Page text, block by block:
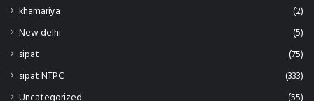
khamariya
(2)
New delhi
(5)
sipat
(75)
sipat NTPC
(333)
Uncategorized
(55)